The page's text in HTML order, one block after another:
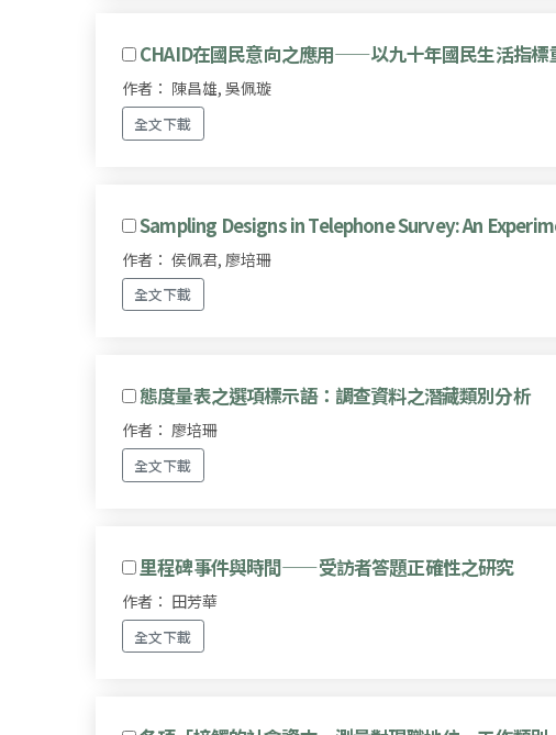
CHAID在國民意向之應用——以九十年國民生活指標
作者： 陳昌雄, 吳佩璇
全文下載
Sampling Designs in Telephone Survey: An
作者： 侯佩君, 廖培珊
全文下載
態度量表之選項標示語：調查資料之潛藏類別分析
作者： 廖培珊
全文下載
里程碑事件與時間——受訪者答題正確性之研究
作者： 田芳華
全文下載